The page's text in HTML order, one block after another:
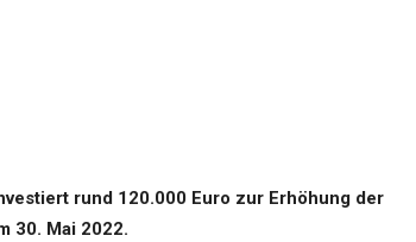
rund 120.000 Euro zur Erhöhung der
30. Mai 2022.